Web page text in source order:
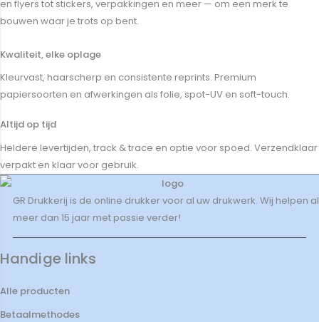
en flyers tot stickers, verpakkingen en meer — om een merk te
bouwen waar je trots op bent.
Kwaliteit, elke oplage
Kleurvast, haarscherp en consistente reprints. Premium
papiersoorten en afwerkingen als folie, spot-UV en soft-touch.
Altijd op tijd
Heldere levertijden, track & trace en optie voor spoed. Verzendklaar
verpakt en klaar voor gebruik.
GR Drukkerij is de online drukker voor al uw drukwerk. Wij helpen al
meer dan 15 jaar met passie verder!
Handige links
Alle producten
Betaalmethodes